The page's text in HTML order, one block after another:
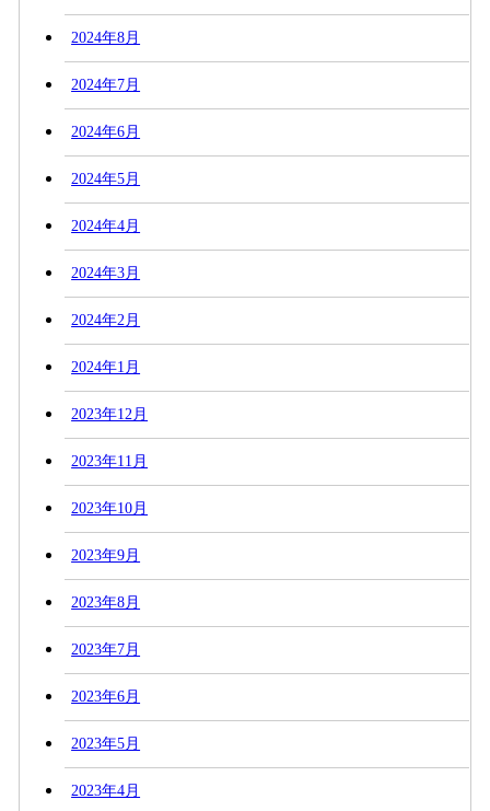
2024年8月
2024年7月
2024年6月
2024年5月
2024年4月
2024年3月
2024年2月
2024年1月
2023年12月
2023年11月
2023年10月
2023年9月
2023年8月
2023年7月
2023年6月
2023年5月
2023年4月